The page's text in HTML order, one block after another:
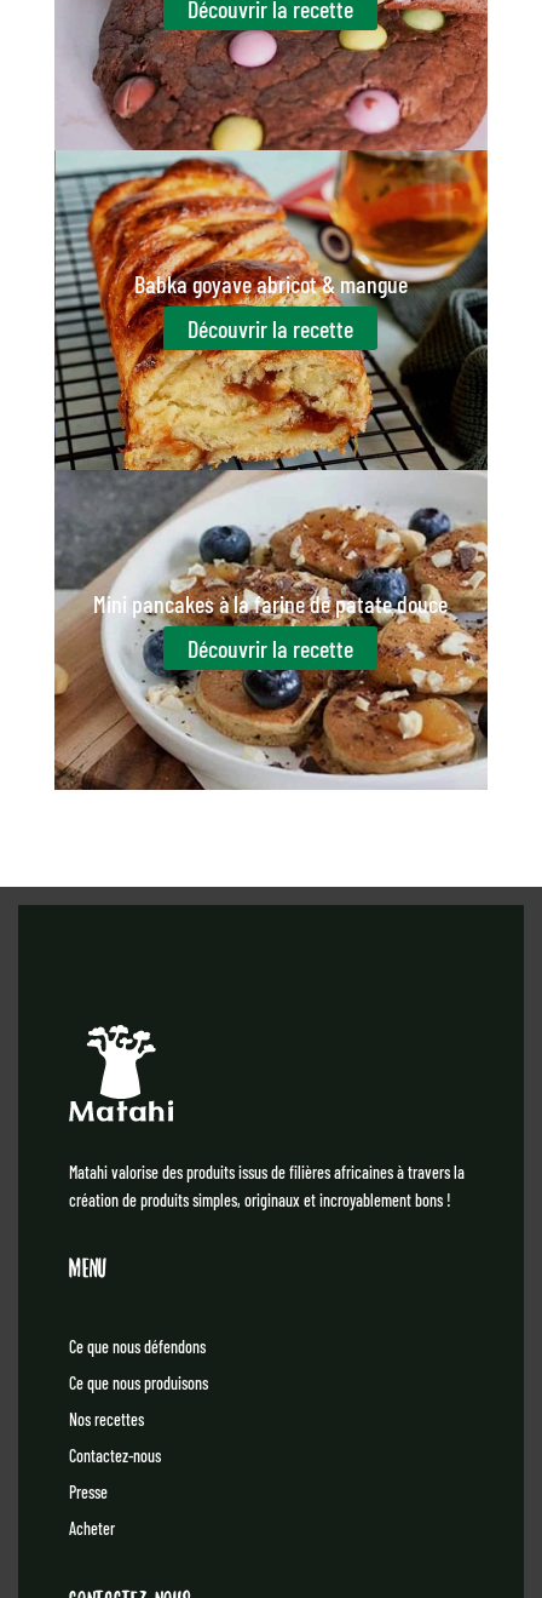
Découvrir la recette
Babka goyave abricot & mangue
Découvrir la recette
Mini pancakes à la farine de patate douce
Découvrir la recette
Matahi valorise des produits issus de filières africaines à travers la
création de produits simples, originaux et incroyablement bons !
Menu
Ce que nous défendons
Ce que nous produisons
Nos recettes
Contactez-nous
Presse
Acheter